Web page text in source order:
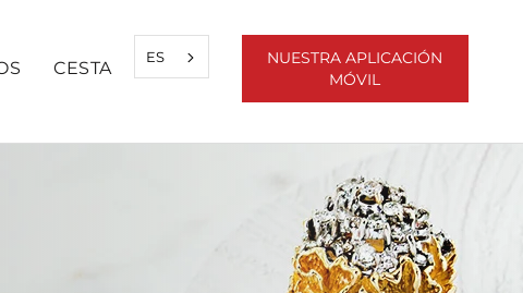
CESTA
ES
NUESTRA APLICACIÓN
MÓVIL